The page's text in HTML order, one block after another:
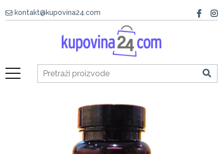
kontakt@kupovina24.com